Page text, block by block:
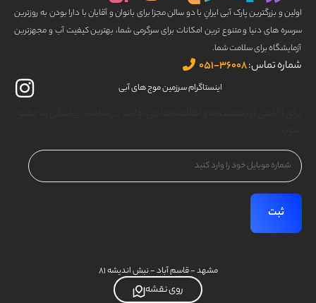
اولین و بزرگترین پارک آبی ایرانِ با دو سالن مجزا برای بانوان و آقایان با دارا بودن به روزترین
سرسره های دنیا و متنوع ترین امکانات برای سرگرمی شما، بهترین کیفیت آب و مجهزترین
آزمایشگاه برای سلامت شما.
شماره تماس:
اینستاگرام سرزمین موج های آبی
شماره
موبایل
(Required)
روی نقشه
مشهد - قاسم آباد - نبش اندیشه ۸۱